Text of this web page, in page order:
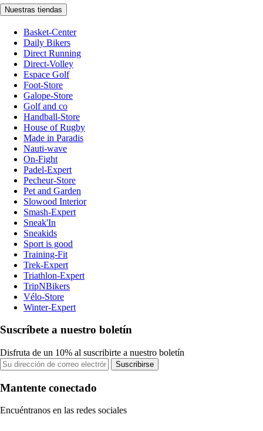
Nuestras tiendas
Basket-Center
Daily Bikers
Direct Running
Direct-Volley
Espace Golf
Foot-Store
Galope-Store
Golf and co
Handball-Store
House of Rugby
Made in Paradis
Nauti-wave
On-Fight
Padel-Expert
Pecheur-Store
Pet and Garden
Slowood Interior
Smash-Expert
Sneak'In
Sneakids
Sport is good
Training-Fit
Trek-Expert
Triathlon-Expert
TripNBikers
Vélo-Store
Winter-Expert
Suscríbete a nuestro boletín
Disfruta de un 10% al suscribirte a nuestro boletín
Suscribirse
Mantente conectado
Encuéntranos en las redes sociales